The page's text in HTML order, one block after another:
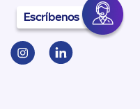
Escríbenos